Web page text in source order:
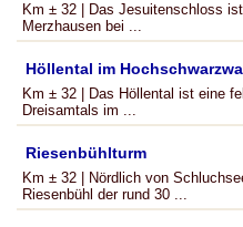
Km ± 32 | Das Jesuitenschloss
Merzhausen bei ...
Höllental im
Km ± 32 | Das Höllental ist eine
Dreisamtals im ...
Riesenbühlturm
Km ± 32 | Nördlich von
Riesenbühl der rund 30 ...